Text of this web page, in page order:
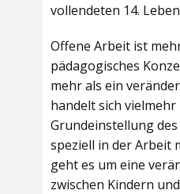
vollendeten 14.
Offene Arbeit ist
pädagogisches
mehr als ein
handelt sich vielmehr
Grundeinstellung
speziell in der Arbeit
geht es um eine
zwischen Kindern